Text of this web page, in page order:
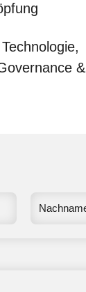
Technologie,
&